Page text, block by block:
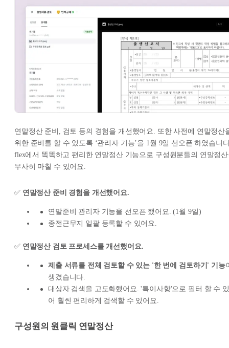
연말정산 준비, 검토 등의 경험을 개선했어요. 또한 사전에 연말정산
위한 준비를 할 수 있도록 ‘관리자 기능’을 1월 9일 선오픈 하였습니
flex에서 똑똑하고 편리한 연말정산 기능으로 구성원분들의 연말정
무사히 마칠 수 있어요.
✅ 연말정산 준비 경험을 개선했어요.
연말준비 관리자 기능을 선오픈 했어요. (1월 9일)
종전근무지 일괄 등록할 수 있어요.
✅ 연말정산 검토 프로세스를 개선했어요.
제출 서류를 전체 검토할 수 있는 '한 번에 검토하기' 기능
생겼습니다.
대상자 검색을 고도화했어요. '특이사항'으로 필터 할 수 있
어 훨씬 편리하게 검색할 수 있어요.
구성원의 원클릭 연말정산